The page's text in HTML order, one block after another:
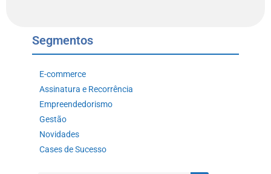
Segmentos
E-commerce
Assinatura e Recorrência
Empreendedorismo
Gestão
Novidades
Cases de Sucesso